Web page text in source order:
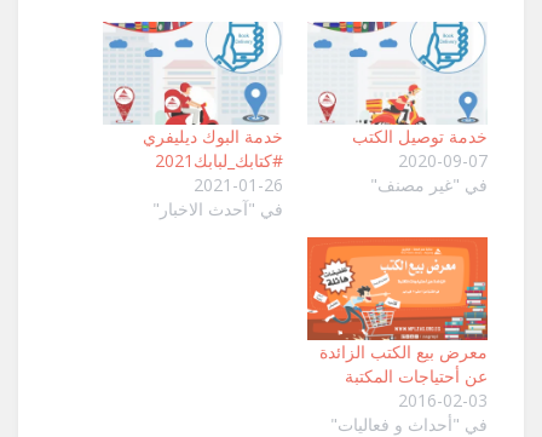
خدمة توصيل الكتب
2020-09-07
في "غير مصنف"
خدمة البوك ديليفري
#كتابك_لبابك2021
2021-01-26
في "آحدث الاخبار"
معرض بيع الكتب الزائدة
عن أحتياجات المكتبة
2016-02-03
في "أحداث و فعاليات"